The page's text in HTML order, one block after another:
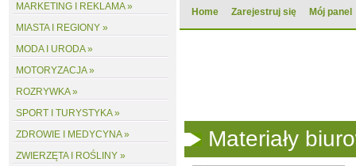
Home Zarejestruj się Mój panel
MARKETING I REKLAMA »
MIASTA I REGIONY »
MODA I URODA »
MOTORYZACJA »
ROZRYWKA »
SPORT I TURYSTYKA »
ZDROWIE I MEDYCYNA »
ZWIERZĘTA I ROŚLINY »
Materiały